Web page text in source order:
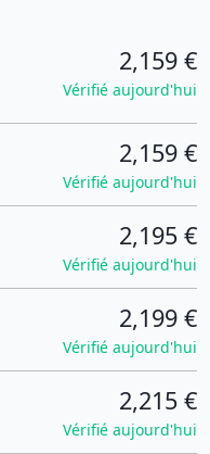
2,159 €
Vérifié aujourd'hui
2,159 €
Vérifié aujourd'hui
2,195 €
Vérifié aujourd'hui
2,199 €
Vérifié aujourd'hui
2,215 €
Vérifié aujourd'hui